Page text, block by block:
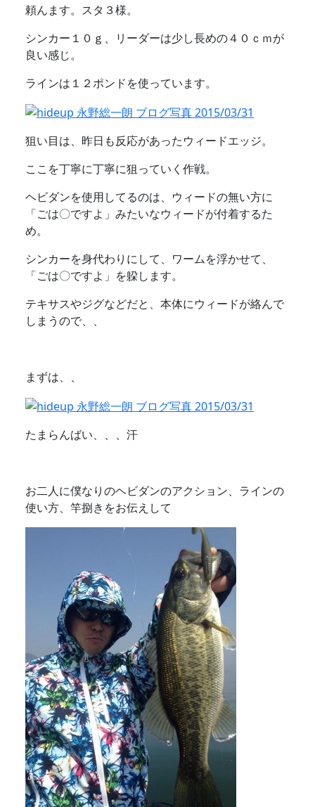
頼んます。スタ３様。
シンカー１０ｇ、リーダーは少し長めの４０ｃｍが
良い感じ。
ラインは１２ポンドを使っています。
狙い目は、昨日も反応があったウィードエッジ。
ここを丁寧に丁寧に狙っていく作戦。
ヘビダンを使用してるのは、ウィードの無い方に
「ごは〇ですよ」みたいなウィードが付着するた
め。
シンカーを身代わりにして、ワームを浮かせて、
「ごは〇ですよ」を躱します。
テキサスやジグなどだと、本体にウィードが絡んで
しまうので、、
まずは、、
たまらんばい、、、汗
お二人に僕なりのヘビダンのアクション、ラインの
使い方、竿捌きをお伝えして